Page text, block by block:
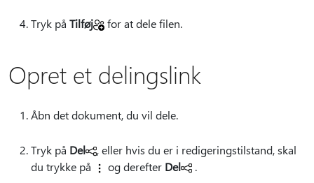
Tryk på Tilføj for at dele filen.
Opret et delingslink
Åbn det dokument, du vil dele.
Tryk på Del
, eller hvis du er i redigeringstilstand, skal
du trykke på
og derefter Del .